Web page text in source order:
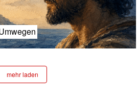
mehr laden